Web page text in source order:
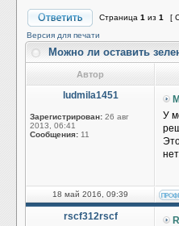
Страница 1 из 1
[
Версия для печати
Можно ли оставить
Автор
ludmila1451
Зарегистрирован: 26 авг
2013, 06:41
Сообщения: 11
У
18 май 2016, 09:39
rscf312rscf